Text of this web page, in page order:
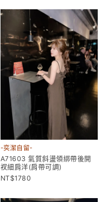
-奕潔自留-
A71603 氣質斜盪領綁帶後開
衩細肩洋(肩帶可調)
1780